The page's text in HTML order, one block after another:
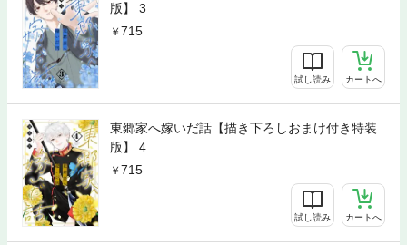
版】 3
715
試し読み カートへ
東郷家へ嫁いだ話【描き下ろしおまけ付き特装
版】 4
715
試し読み カートへ